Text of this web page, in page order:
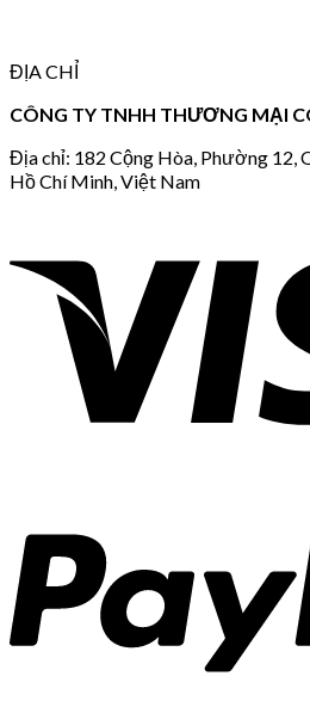
ĐỊA CHỈ
CÔNG TY TNHH THƯƠNG MẠI
Địa chỉ: 182 Cộng Hòa, Phường 12,
Hồ Chí Minh, Việt Nam